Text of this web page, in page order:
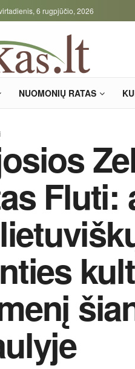
6 rugpjūčio, 2026
NUOMONIŲ RATAS
Fluti: